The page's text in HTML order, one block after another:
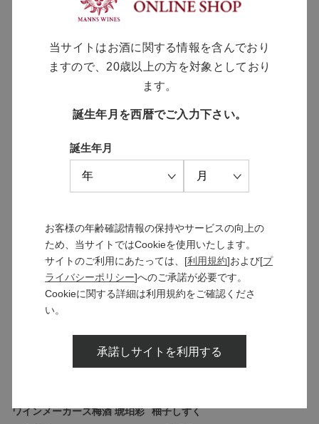
テイスティングチケット
￥660
桜ほの香 万上桜葉梅酒
￥1,100
ワインメーカーズ梅酒 琥珀彩 柚子しずく
当サイトはお酒に関する情報を含んでおり
ますので、20歳以上の方を対象としており
ます。
誕生年月を西暦でご入力下さい。
誕生年月
お客様の年齢確認情報の保持やサービスの向上の
ため、当サイトではCookieを使用いたします。
サイトのご利用にあたっては、[利用規約]および[プ
ライバシーポリシー]へのご承諾が必要です。
Cookieに関する詳細は利用規約をご確認くださ
い。
承諾しサイトを利用する